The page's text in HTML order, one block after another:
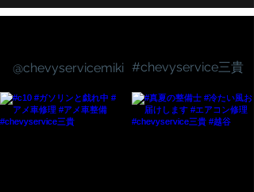
#chevyservice三貴
@chevyservicemiki